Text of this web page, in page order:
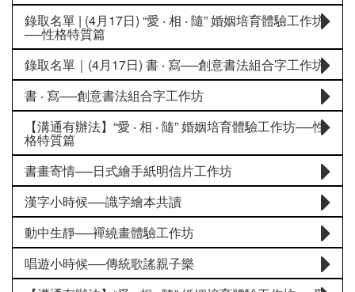
錄取名單 | (4月17日) “愛 ‧ 相 ‧ 隨” 婚姻培育體驗工作坊
──性格特質篇
錄取名單｜(4月17日) 書 ‧ 寫──創意書法組合字工作坊
書 ‧ 寫──創意書法組合字工作坊
【溝通有辦法】“愛 ‧ 相 ‧ 隨” 婚姻培育體驗工作坊──性
格特質篇
書畫寄情──日式繪手紙明信片工作坊
漢字小時候──識字繪本共讀
動中生靜──襌繞畫體驗工作坊
唱遊小時候──傳統歌謠親子樂